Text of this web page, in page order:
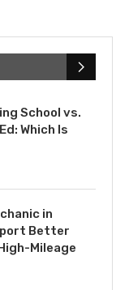
School vs.
Which Is
in
Better
Mileage